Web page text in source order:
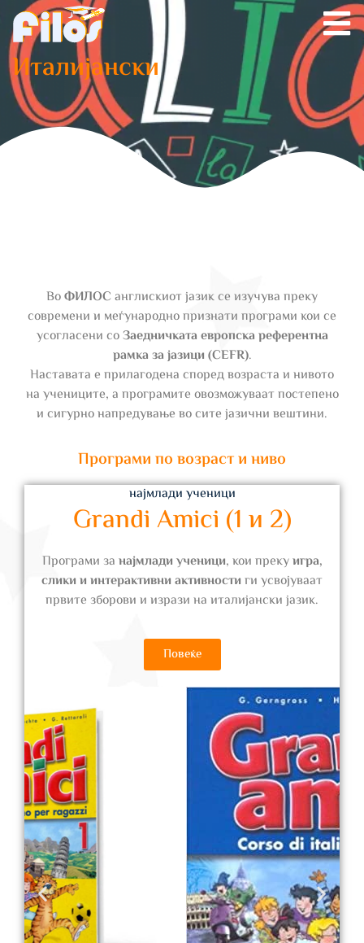
Италијански
ВоФИЛОСанглискиот јазик се изучува преку
современи и меѓународно признати програми кои се
усогласени соЗаедничката европска референтна
рамка за јазици (CEFR).
Наставата е прилагодена според возраста и нивото
на учениците, а програмите овозможуваат постепено
и сигурно напредување во сите јазични вештини.
Програми по возраст и ниво
најмлади ученици
Grandi Amici (1 и 2)
Програми за најмлади ученици, кои прекуигра,
слики и интерактивни активности ги усвојуваат
првите зборови и изрази на италијански јазик.
Повеќе